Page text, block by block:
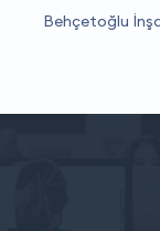
Behçetoğlu